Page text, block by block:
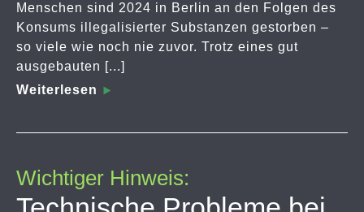
Menschen sind 2024 in Berlin an den Folgen des
Konsums illegalisierter Substanzen gestorben –
so viele wie noch nie zuvor. Trotz eines gut
ausgebauten [...]
Weiterlesen
Wichtiger Hinweis: